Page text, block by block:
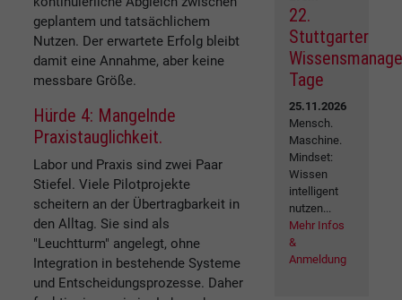
geplantem und tatsächlichem
Nutzen. Der erwartete Erfolg bleibt
damit eine Annahme, aber keine
messbare Größe.
Hürde 4: Mangelnde
Praxistauglichkeit.
Labor und Praxis sind zwei Paar
Stiefel. Viele Pilotprojekte
scheitern an der Übertragbarkeit in
den Alltag. Sie sind als
"Leuchtturm" angelegt, ohne
Integration in bestehende Systeme
und Entscheidungsprozesse. Daher
22.
Stuttgarter
Tage
25.11.2026
Mensch.
Maschine.
Mindset:
Wissen
intelligent
nutzen...
Mehr Infos
&
Anmeldung